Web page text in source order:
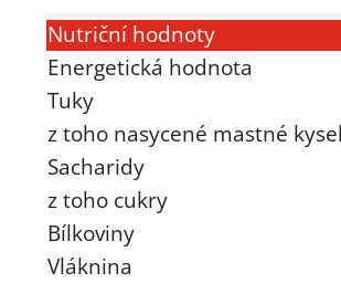
Nutriční hodnoty
Energetická hodnota
Tuky
z toho nasycené mastné
Sacharidy
z toho cukry
Bílkoviny
Vláknina